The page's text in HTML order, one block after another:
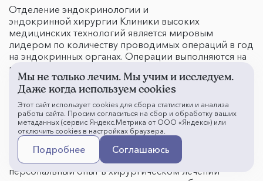
Отделение эндокринологии и
эндокринной хирургии Клиники высоких
медицинских технологий является мировым
лидером по количеству проводимых операций в год
на эндокринных органах. Операции выполняются на
щитовидной, паращитовидной железах и
надпочечниках малоинвазивным эндоскопическим
методом. В 2019 году проведено более 7000
операций. В плане диагностики ежегодно
проводится около 25000 тонкоигольных биопсий
щитовидной железы (ТАБ).
Хирурги Клиники являются профессионалами в этой
области хирургии, каждый из них имеет большой
персональный опыт в хирургическом лечении
Мы не только лечим. Мы учим и исследуем.
Даже когда используем cookies
Этот сайт использует cookies для сбора статистики и анализа
работы сайта. Просим согласиться на сбор и обработку ваших
метаданных (сервис Яндекс.Метрика от ООО «Яндекс») или
отключить cookies в настройках браузера.
Подробнее Соглашаюсь